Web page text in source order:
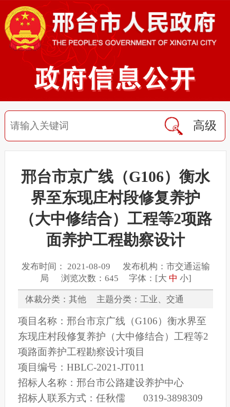
高级
邢台市京广线（G106）衡水
界至东现庄村段修复养护
（大中修结合）工程等2项路
面养护工程勘察设计
发布时间： 2021-08-09 发布机构：市交通运输
局 浏览次数：645 字体：[大 中 小]
体裁分类：其他 主题分类：工业、交通
项目名称： 邢台市京广线（G106）衡水界至
东现庄村段修复养护（大中修结合）工程等2
项路面养护工程勘察设计项目
项目编号： HBLC-2021-JT011
招标人名称： 邢台市公路建设养护中心
招标人联系方式： 任秋儒 0319-3898309